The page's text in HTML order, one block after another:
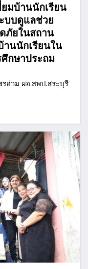
ยมบ้านนักเรียน
บบดูแลช่วย
ภัยในสถาน
านนักเรียนใน
กษาประถม
อ่วม ผอ.สพป.สระบุรี